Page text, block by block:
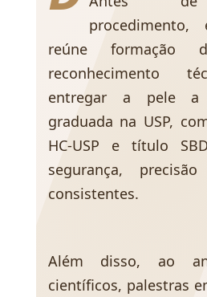
procedimento,
reúne
reconhecimento
entregar a pele a
graduada na USP,
HC-USP e título
segurança,
consistentes.
Além disso, ao
científicos, palestras